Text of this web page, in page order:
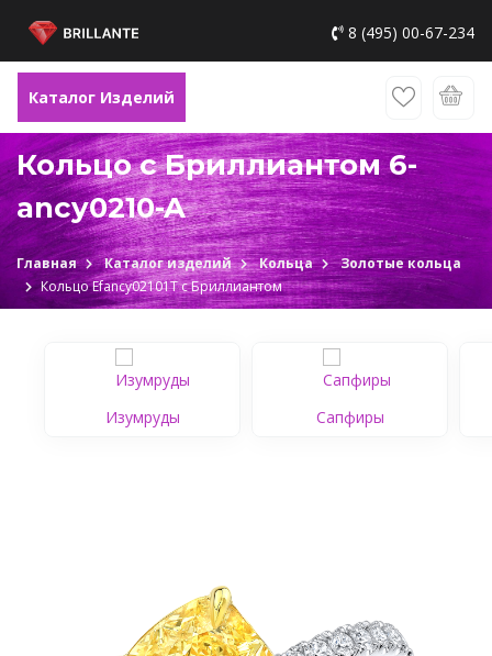
8 (495) 00-67-234
Каталог Изделий
Кольцо с Бриллиантом 6-
ancy0210-A
Главная Каталог изделий Кольца
Золотые кольца
Кольцо Еfancy02101Т c Бриллиантом
Изумруды Сапфиры